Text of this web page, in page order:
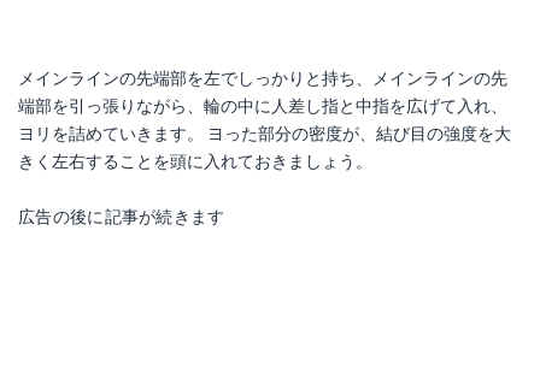
メインラインの先端部を左でしっかりと持ち、メインラインの先
端部を引っ張りながら、輪の中に人差し指と中指を広げて入れ、
ヨリを詰めていきます。 ヨった部分の密度が、結び目の強度を大
きく左右することを頭に入れておきましょう。
広告の後に記事が続きます